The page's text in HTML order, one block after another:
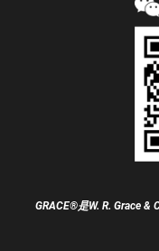
GRACE®是W. R. Grace